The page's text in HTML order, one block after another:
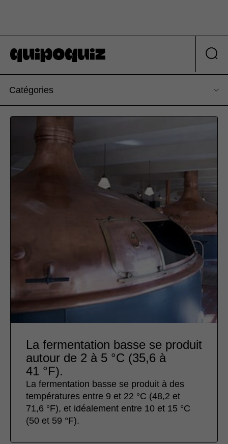
Catégories
La fermentation basse se produit
autour de 2 à 5 °C (35,6 à
41 °F).
La fermentation basse se produit à des
températures entre 9 et 22 °C (48,2 et
71,6 °F), et idéalement entre 10 et 15 °C
(50 et 59 °F).